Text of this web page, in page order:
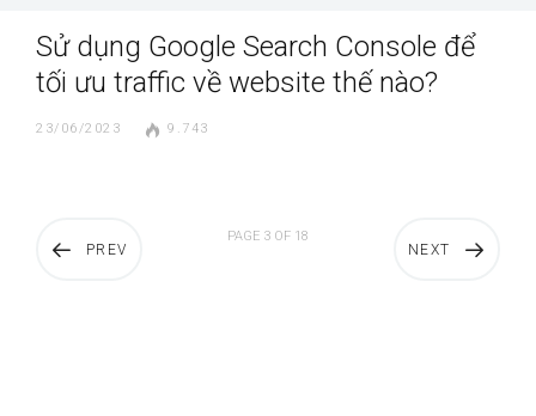
Sử dụng Google Search Console để
tối ưu traffic về website thế nào?
23/06/2023 9.743
PREV NEXT
PAGE 3 OF 18